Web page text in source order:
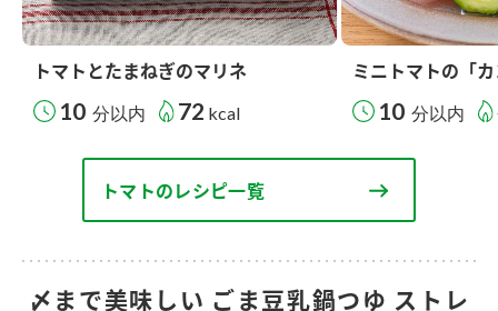
トマトとたまねぎのマリネ
10 分以内 72 kcal
ミニトマトの「
10 分以内
トマトのレシピ一覧
〆まで美味しい ごま豆乳鍋つゆ ストレ